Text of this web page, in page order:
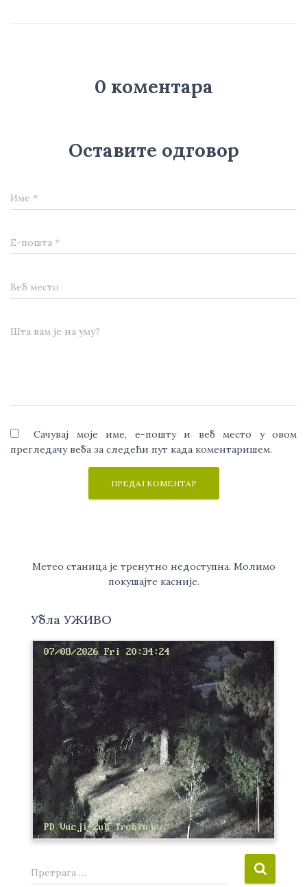
0 коментара
Оставите одговор
Име *
Е-пошта *
Веб место
Шта вам је на уму?
Сачувај моје име, е-пошту и веб место у овом
прегледачу веба за следећи пут када коментаришем.
Метео станица је тренутно недоступна. Молимо
покушајте касније.
Убла УЖИВО
П
р
Претрага …